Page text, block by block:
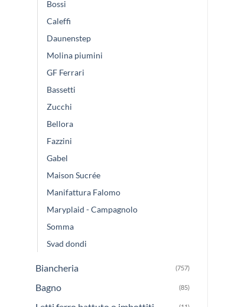
Bossi
Caleffi
Daunenstep
Molina piumini
GF Ferrari
Bassetti
Zucchi
Bellora
Fazzini
Gabel
Maison Sucrée
Manifattura Falomo
Maryplaid - Campagnolo
Somma
Svad dondi
Biancheria (757)
Bagno (85)